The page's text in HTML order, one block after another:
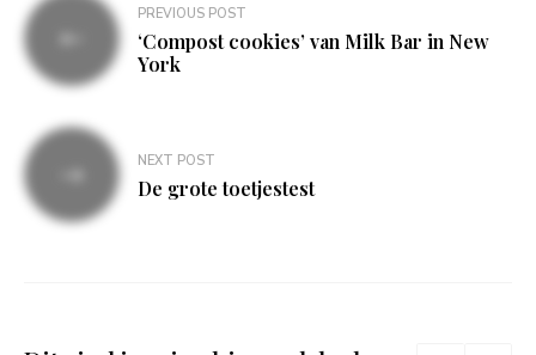
Bericht
navigatie
PREVIOUS POST
‘Compost cookies’ van Milk Bar in New
York
NEXT POST
De grote toetjestest